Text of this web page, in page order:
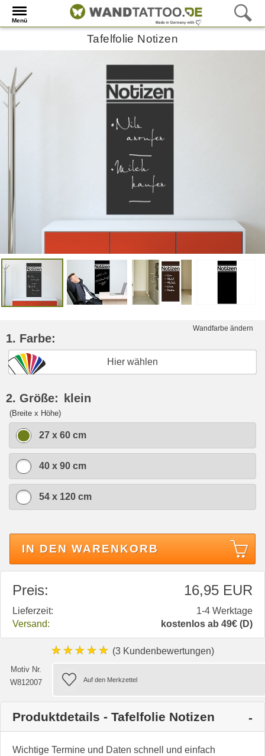
Menü
Tafelfolie Notizen
Wandfarbe ändern
1. Farbe:
Hier wählen
2. Größe: klein
(Breite x Höhe)
27 x 60 cm
40 x 90 cm
54 x 120 cm
IN DEN WARENKORB
Preis: 16,95 EUR
Lieferzeit:
1-4 Werktage
Versand:
kostenlos ab 49€ (D)
★★★★★ (3 Kundenbewertungen)
Motiv Nr.
W812007
Produktdetails - Tafelfolie Notizen
Wichtige Termine und Daten schnell und einfach